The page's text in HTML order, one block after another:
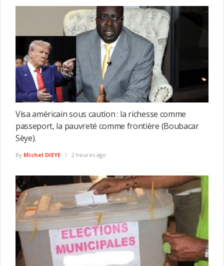
Visa américain sous caution : la richesse comme
passeport, la pauvreté comme frontière (Boubacar
Sèye).
By Michel DIEYE 2 heures ago